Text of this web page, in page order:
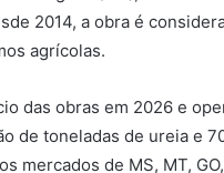
2014, a obra é
agrícolas.
das obras em 2026 e
de toneladas de ureia e
mercados de MS, MT,